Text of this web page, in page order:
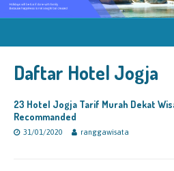
Daftar Hotel Jogja
23 Hotel Jogja Tarif Murah Dekat
Recommanded
31/01/2020 ranggawisata